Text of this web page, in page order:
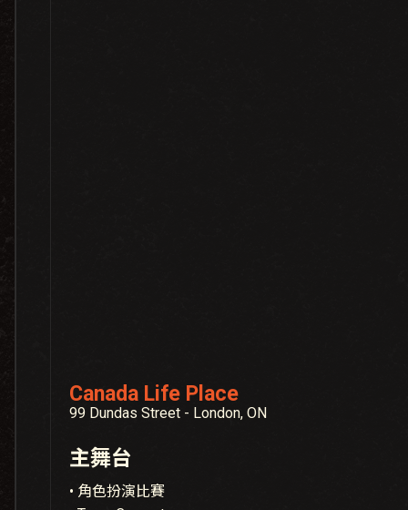
Canada Life Place
99 Dundas Street - London, ON
主舞台
• 角色扮演比賽